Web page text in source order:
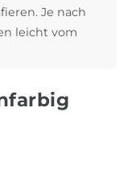
Je nach
leicht vom